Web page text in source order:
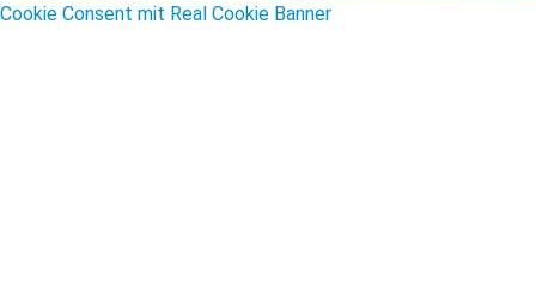
Cookie Consent mit Real Cookie Banner